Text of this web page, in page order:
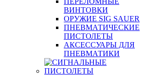
ВИНТОВКИ
ОРУЖИЕ SIG SAUER
ПНЕВМАТИЧЕСКИЕ
ПИСТОЛЕТЫ
АКСЕССУАРЫ ДЛЯ
ПНЕВМАТИКИ